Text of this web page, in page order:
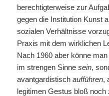
berechtigterweise zur
gegen die Institution Kunst
sozialen Verhältnisse
Praxis mit dem wirklichen
Nach 1960 aber könne
im strengen Sinnesein,
avantgardistischaufführen,
legitimen Gestus bloß noch